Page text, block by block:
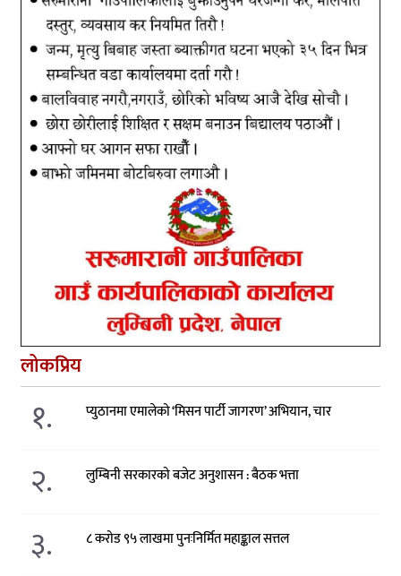
लोकप्रिय
१. प्युठानमा एमालेको ‘मिसन पार्टी जागरण’ अभियान, चार
२. लुम्बिनी सरकारको बजेट अनुशासन : बैठक भत्ता
३. ८ करोड ९५ लाखमा पुनःनिर्मित महाङ्काल सत्तल